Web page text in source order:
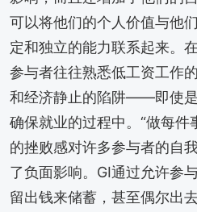
可以将他们的个人价值与他
定和独立的能力联系起来。
参与者往往熟悉低工资工作
和经济静止的陷阱——即使
确保就业的过程中。“做每件
的挫败感对许多参与者的自
了负面影响。GI通过允许参
留出钱来储蓄，甚至偶尔出